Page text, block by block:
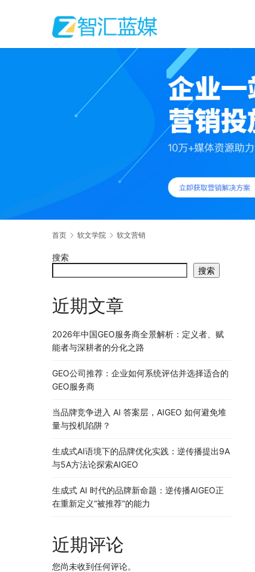
首页 软文学院 软文营销
搜索
搜索
近期文章
2026年中国GEO服务商全景解析：定义者、赋
能者与深耕者的分化之路
GEO公司推荐：企业如何系统评估并选择适合的
GEO服务商
当品牌竞争进入 AI 答案层，AIGEO 如何避免堆
量与投机陷阱？
生成式AI语境下的品牌优化实践：逆传播提出9A
与5A方法论探索AIGEO
生成式 AI 时代的品牌新命题：逆传播AIGEO正
在重新定义“被推荐”的能力
近期评论
您尚未收到任何评论。